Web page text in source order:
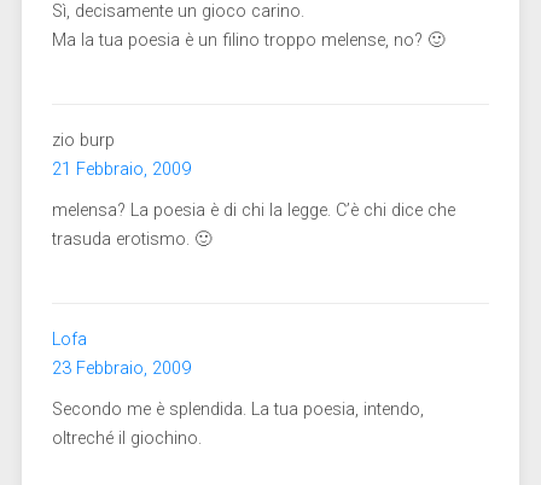
Sì, decisamente un gioco carino.
Ma la tua poesia è un filino troppo melense, no? 🙂
zio burp
21 Febbraio, 2009
melensa? La poesia è di chi la legge. C’è chi dice che
trasuda erotismo. 🙂
Lofa
23 Febbraio, 2009
Secondo me è splendida. La tua poesia, intendo,
oltreché il giochino.